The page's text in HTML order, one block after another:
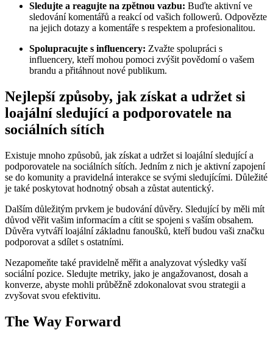
Sledujte a reagujte na zpětnou vazbu: Buďte aktivní ve
sledování komentářů a reakcí od vašich followerů. Odpovězte
na jejich dotazy a komentáře s respektem a profesionalitou.
Spolupracujte s influencery: Zvažte spolupráci s
influencery, kteří mohou pomoci zvýšit povědomí o vašem
brandu a přitáhnout nové publikum.
Nejlepší způsoby, jak získat a udržet si
loajální sledující a podporovatele na
sociálních sítích
Existuje mnoho způsobů, jak získat a udržet si loajální sledující a
podporovatele na sociálních sítích. Jedním z nich je aktivní zapojení
se do komunity a pravidelná interakce se svými sledujícími. Důležité
je také poskytovat hodnotný obsah a zůstat autentický.
Dalším důležitým prvkem je budování důvěry. Sledující by měli mít
důvod věřit vašim informacím a cítit se spojeni s vaším obsahem.
Důvěra vytváří loajální základnu fanoušků, kteří budou vaši značku
podporovat a sdílet s ostatními.
Nezapomeňte také pravidelně měřit a analyzovat výsledky vaší
sociální pozice. Sledujte metriky, jako je angažovanost, dosah a
konverze, abyste mohli průběžně zdokonalovat svou strategii a
zvyšovat svou efektivitu.
The Way Forward